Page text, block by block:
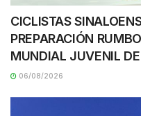
CICLISTAS
PREPARACIÓN
MUNDIAL JUVENIL
06/08/2026